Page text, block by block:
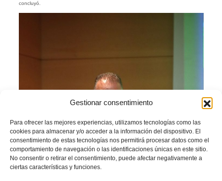
Gestionar consentimiento
Para ofrecer las mejores experiencias, utilizamos tecnologías como las
cookies para almacenar y/o acceder a la información del dispositivo. El
consentimiento de estas tecnologías nos permitirá procesar datos como el
comportamiento de navegación o las identificaciones únicas en este sitio.
No consentir o retirar el consentimiento, puede afectar negativamente a
ciertas características y funciones.
concluyó.